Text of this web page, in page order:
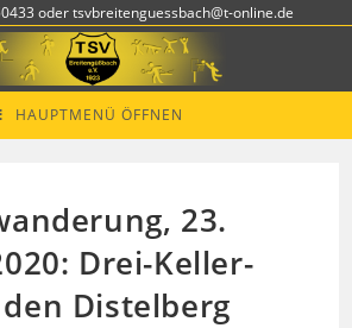
oder tsvbreitenguessbach@t-online.de
HAUPTMENÜ ÖFFNEN
23.
Drei-Keller-
Distelberg